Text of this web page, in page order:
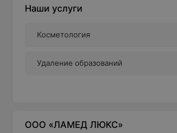
Наши услуги
Косметология
Удаление образований
ООО «ЛАМЕД ЛЮКС»